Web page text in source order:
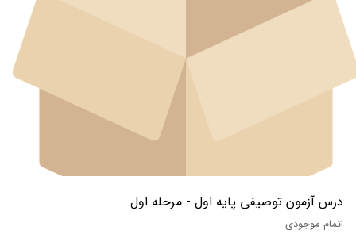
درس آزمون توصیفی پایه اول - مرحله اول
اتمام موجودی